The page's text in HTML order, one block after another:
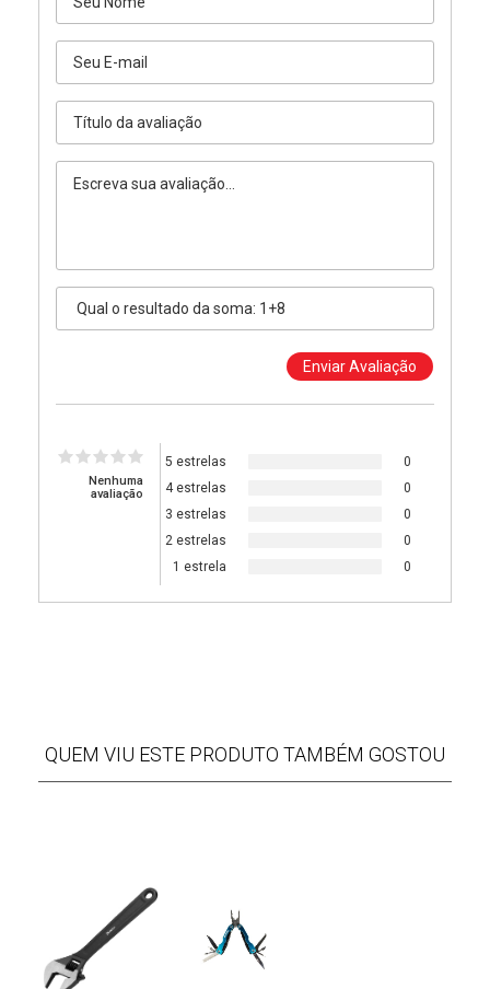
Nenhuma
avaliação
5 estrelas
0
4 estrelas
0
3 estrelas
0
2 estrelas
0
1 estrela
0
QUEM VIU ESTE PRODUTO TAMBÉM GOSTOU